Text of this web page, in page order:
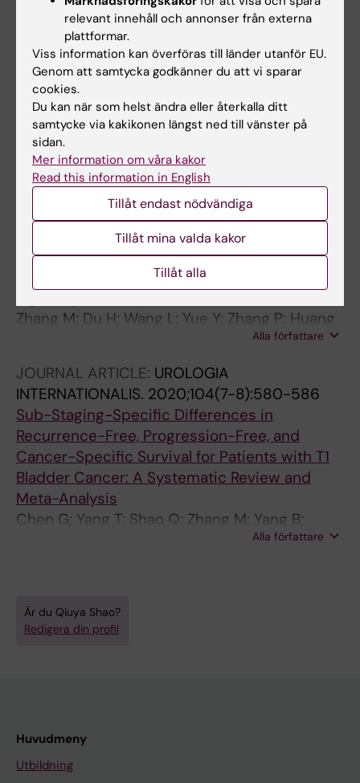
JOURNAL ARTICLE:MOLECULAR MEDICINE
REPORTS.2020;22(2):1429-1439
Schizophrenia-associated microRNA-148b-
3p regulatesCOMTandPRSS16expression by
targeting the
ZNF804A
gene in human
neuroblastoma cells
Wu S; Wang P; Tao R; Yang P; Yu X; Li Y; Shao Q;
Nie F; Han J; Zhang R; Tian Y; Ma J
JOURNAL ARTICLE:CHEMICO-BIOLOGICAL
INTERACTIONS.2020;320:109022
Thymoquinone suppresses invasion and
metastasis in bladder cancer cells by
reversing EMT through the Wnt/β-catenin
Zhang M; Du H; Wang L; Yue Y; Zhang P; Huang
Z; Lv W; Ma J; Shao Q; Ma M; Liang X; Yang T;
Alla författare
JOURNAL ARTICLE: UROLOGIA
INTERNATIONALIS. 2020;104(7-8):580-586
Sub-Staging-Specific Differences in
Recurrence-Free, Progression-Free, and
Cancer-Specific Survival for Patients with T1
Bladder Cancer: A Systematic Review and
Meta-Analysis
Chen G; Yang T; Shao Q; Zhang M; Yang B;
Alla författare
Är du Qiuya Shao?
Redigera din profil
Huvudmeny
Utbildning
relevant innehåll och annonser från externa
plattformar.
Viss information kan överföras till länder utanför EU.
Genom att samtycka godkänner du att vi sparar
cookies.
Du kan när som helst ändra eller återkalla ditt
samtycke via kakikonen längst ned till vänster på
sidan.
Mer information om våra kakor
Read this information in English
Tillåt endast nödvändiga
Tillåt mina valda kakor
Tillåt alla